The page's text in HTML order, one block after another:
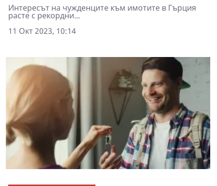
Интересът на чужденците към имотите в Гърция
расте с рекордни...
11 Окт 2023, 10:14